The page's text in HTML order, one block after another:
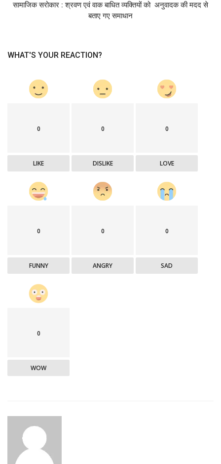
सामाजिक सरोकार : श्रवण एवं वाक बाधित व्यक्तियों को अनुवादक की मदद से
बताए गए समाधान
WHAT'S YOUR REACTION?
0
LIKE
0
DISLIKE
0
LOVE
0
FUNNY
0
ANGRY
0
SAD
0
WOW